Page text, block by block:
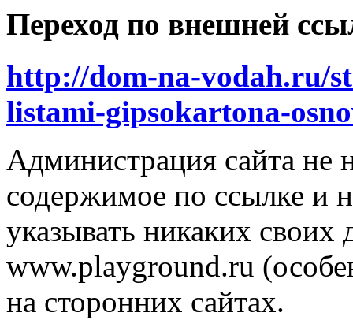
Переход по внешней
http://dom-na-vodah.ru/
listami-gipsokartona-
Администрация сайта не
содержимое по ссылке и
указывать никаких
www.playground.ru
на сторонних сайтах.